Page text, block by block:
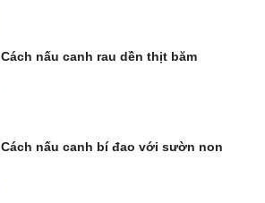
Cách nấu canh rau dền thịt băm
Cách nấu canh bí đao với sườn non